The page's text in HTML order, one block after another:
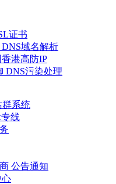
证书
DNS域名解析
港高防IP
DNS污染处理
群系统
线
公告通知
心